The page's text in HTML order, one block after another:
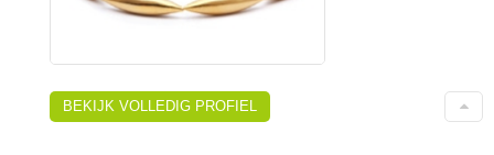
BEKIJK VOLLEDIG PROFIEL